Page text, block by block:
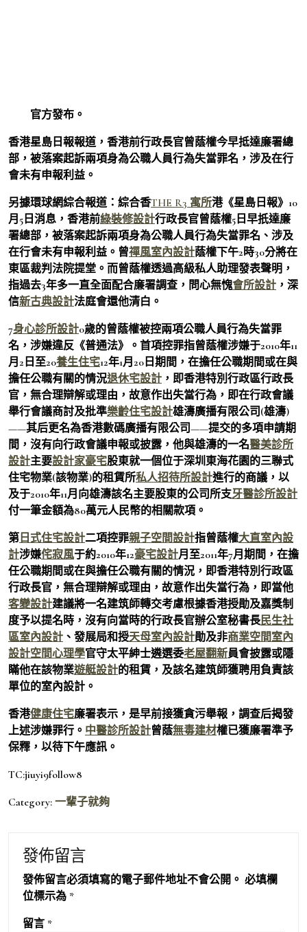
官方發布。
香港星島日報報道，香港前行政長官曾蔭權今早抵達廉署總
部，被落案起訴兩項身為公職人員行為失當罪名，涉及在行
會未有申報利益。
另據環球網綜合報道：綜合香THE R3 寓所港《星島日報》10
月5日消息，香港前綠裝修設計行政長官曾蔭權5日早扺達廉
署總部，被落案起訴兩項身為公職人員行為失當罪名、涉及
在行會未有申報利益。曾禪風室內設計蔭權下午2時30分將在
東區裁判法院提堂。而曾蔭權透過高級私人助理發表聲明，
指過去3年多一直全面配合廉署調查，問心無愧會所設計 ，深
信新古典設計法庭會還他清白。
7身心診所設計0歲的曾蔭權被控兩項公職人員行為失當罪
名，涉嫌違反《普通法》。首項控罪指曾蔭權涉嫌于2010年11
月2日至20養生住宅12年1月20日期間，在擔任公職期間或在與
擔任公職有關的情況退休宅設計 ，即香港特別行政區行政長
官，無合理辯解或理由，故意作出失當行為，即在行政會議
舉行會議商討及批準樂齡住宅設計雄濤廣播有限公司(雄濤)
——其后更名為香港數碼廣播有限公司——提交的多項申請期
間，沒有向行政會議申報或披露，他與雄濤的一名醫美診所
設計主要設計家豪宅股東就一個位于深圳東海花園的三聯式
住宅物業(該物業)的租賃所私人招待所設計進行的商議，以
及于2010年11月向雄濤該名主要股東的公司所支牙醫診所設計
付一筆金額為80萬元人民幣的相關款項。
第 日式住宅設計二項控罪親子空間設計指曾蔭權大直室內設
計涉嫌侘寂風于約2010年12豪宅設計月至2011年7月期間，在擔
任公職期間或在與擔任公職有關的情況，即香港特別行政區
行政長官，無合理辯解或理由，故意作出失當行為，即當他
客變設計建議將一名建筑師轉交考慮根據香港授勛及嘉獎制
度予以提名時，沒有向當時的行政長官辦公室秘書長民生社
區室內設計 、發展局和授天母室內設計勛及非商業空間室內
設計空間心理學官守太平紳士遴選委老屋翻新員會披露或隱
瞞他在該物業遊艇設計的租賃，及該名建筑師獲聘用負責該
單位的室內設計。
香港健康住宅廉署表示，是早前接獲貪污舉報，調查后揭發
上述涉嫌罪行。 中醫診所設計曾蔭無毒建材權已獲廉署準予
保釋，以待下午應訊。
TC:jiuyi9follow8
Category: 一輩子就夠
發佈留言
發佈留言必須填寫的電子郵件地址不會公開。 必填欄
位標示為 *
留言 *